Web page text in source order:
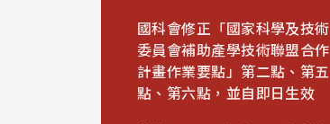
國科會修正「國家科學及技術
委員會補助產學技術聯盟合作
計畫作業要點」第二點、第五
點、第六點，並自即日生效